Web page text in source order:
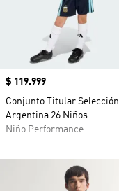
Precio
$ 119.999
Conjunto Titular Selección
Argentina 26 Niños
Niño Performance